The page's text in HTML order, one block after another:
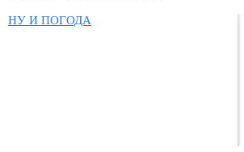
НУ И ПОГОДА